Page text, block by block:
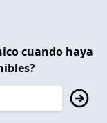
cuando haya